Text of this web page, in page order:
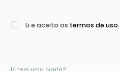
Li e aceito os termos de uso.